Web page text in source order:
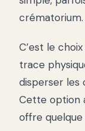
crématorium.
C’est le
trace
disperser les
Cette option
offre quelque